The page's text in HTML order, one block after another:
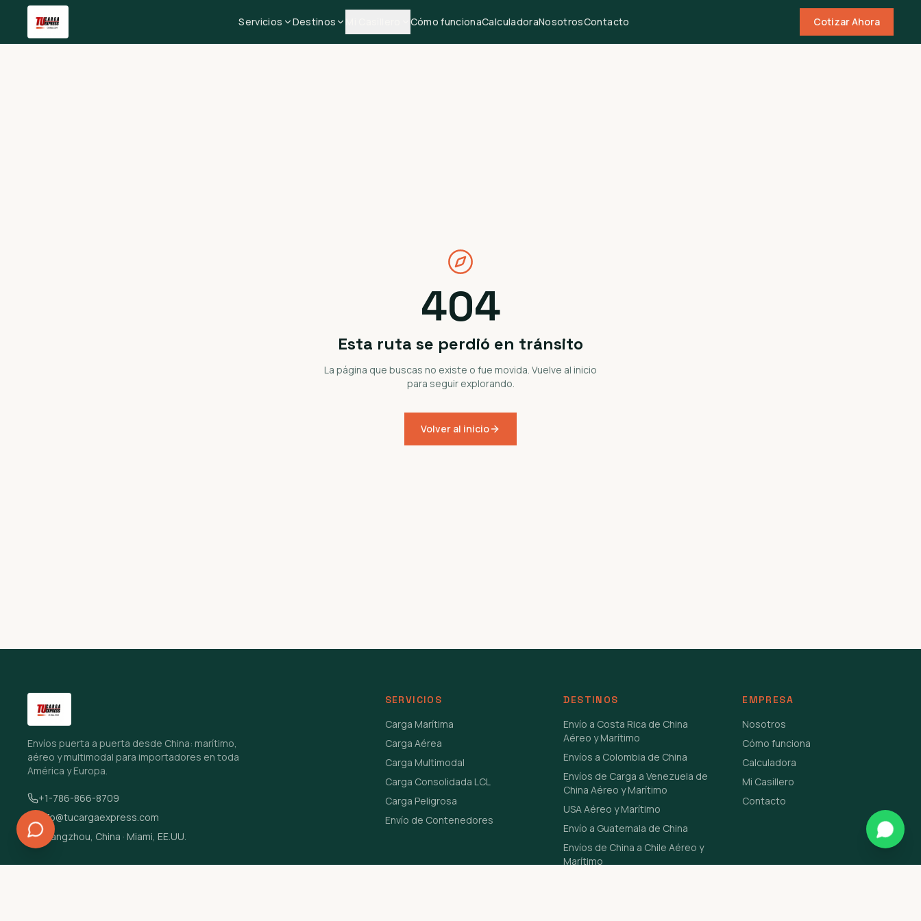
Servicios Destinos Cómo funcionaCalculadoraNosotrosContacto Cotizar Ahora
404
Esta ruta se perdió en tránsito
La página que buscas no existe o fue movida. Vuelve al inicio
para seguir explorando.
Volver al inicio
Envíos puerta a puerta desde China: marítimo,
aéreo y multimodal para importadores en toda
América y Europa.
+1-786-866-8709
info@tucargaexpress.com
Guangzhou, China · Miami, EE.UU.
SERVICIOS
Carga Marítima
Carga Aérea
Carga Multimodal
Carga Consolidada LCL
Carga Peligrosa
Envío de Contenedores
DESTINOS
Envío a Costa Rica de China
Aéreo y Marítimo
Envíos a Colombia de China
Envíos de Carga a Venezuela de
China Aéreo y Marítimo
USA Aéreo y Marítimo
Envío a Guatemala de China
Envíos de China a Chile Aéreo y
Marítimo
EMPRESA
Nosotros
Cómo funciona
Calculadora
Mi Casillero
Contacto